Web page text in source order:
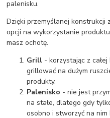
palenisku.
Dzięki przemyślanej konstrukcji
opcji na wykorzystanie
masz ochotę.
Grill - korzystając z
grillować na dużym
produkty.
Palenisko - nie jest
na stałe, dlatego gdy
osobno i stworzyć na